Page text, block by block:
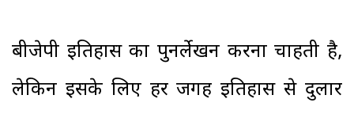
बीजेपी इतिहास का पुनर्लेखन करना चाहती है,
लेकिन इसके लिए हर जगह इतिहास से दुलार